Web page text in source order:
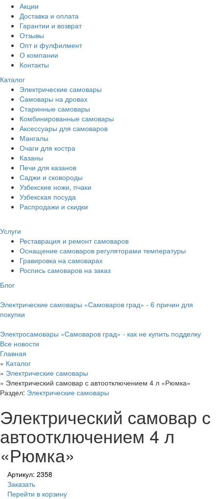
Акции
Доставка и оплата
Гарантии и возврат
Отзывы
Опт и фулфилмент
О компании
Контакты
Каталог
Электрические самовары
Cамовары на дровах
Старинные самовары
Комбинированные самовары
Аксессуары для самоваров
Мангалы
Очаги для костра
Казаны
Печи для казанов
Саджи и сковороды
Узбекские ножи, пчаки
Узбекская посуда
Распродажи и скидки
Услуги
Реставрация и ремонт самоваров
Оснащение самоваров регуляторами температуры
Гравировка на самоварах
Роспись самоваров на заказ
Блог
Электрические самовары «Самоваров град» - 6 причин для
покупки
Электросамовары «Самоваров град» - как не купить подделку
Все новости
Главная
» Каталог
» Электрические самовары
» Электрический самовар с автоотключением 4 л «Рюмка»
Раздел: Электрические самовары
Электрический самовар с
автоотключением 4 л
«Рюмка»
Артикул: 2358
Заказать
Перейти в корзину